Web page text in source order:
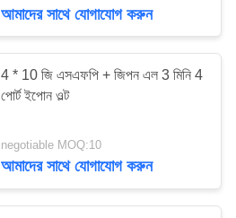
আমাদের সাথে যোগাযোগ করুন
4 * 10 জি এসএফপি + জিপন এল 3 মিনি 4
পোর্ট ইপোন ওল্ট
negotiable MOQ:10
আমাদের সাথে যোগাযোগ করুন